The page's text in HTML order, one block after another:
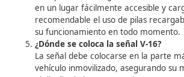
¿Qué es la señal V-16 y cuál
La señal V-16 es un dispositivo
preseñalizar vehículos
de avería o accidente, sin
A partir del 1 de enero de